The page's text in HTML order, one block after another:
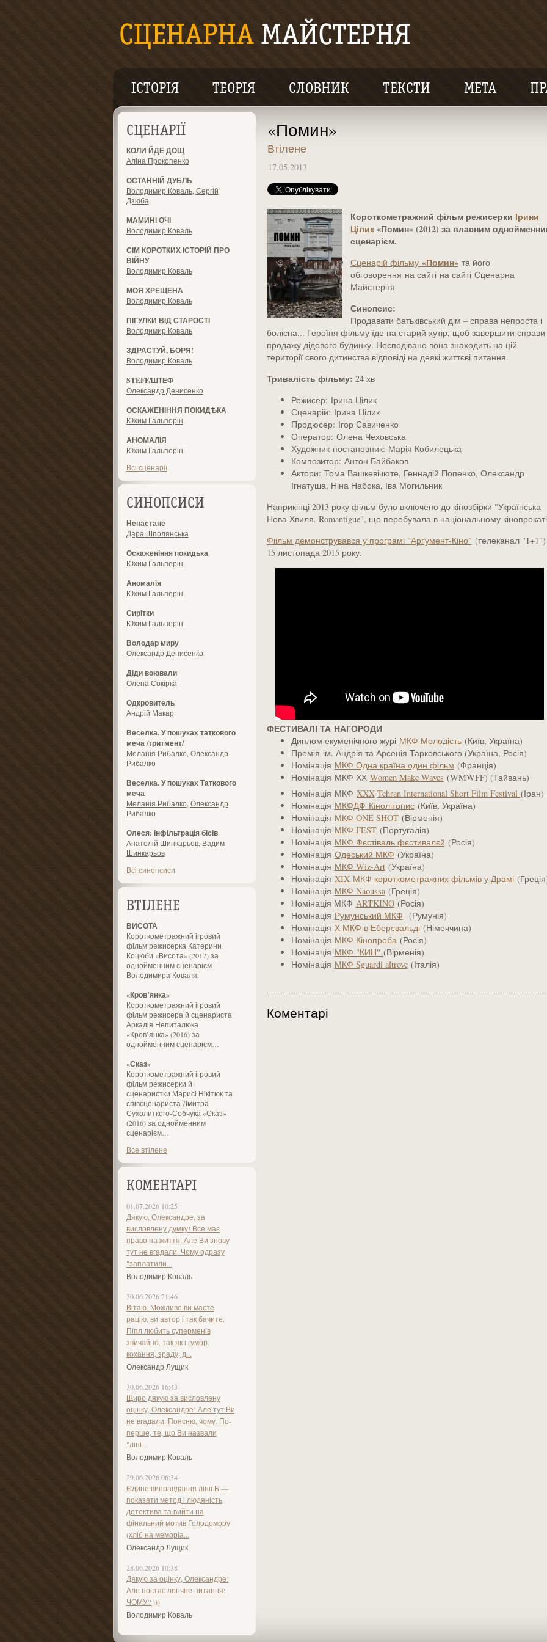
ІСТОРІЯ ТЕОРІЯ СЛОВНИК ТЕКСТИ МЕТА
СЦЕНАРІЇ
КОЛИ ЙДЕ ДОЩ
Аліна Прокопенко
ОСТАННІЙ ДУБЛЬ
Володимир Коваль, Сергій
Дзюба
МАМИНІ ОЧІ
Володимир Коваль
СІМ КОРОТКИХ ІСТОРІЙ ПРО
ВІЙНУ
Володимир Коваль
МОЯ ХРЕЩЕНА
Володимир Коваль
ПІГУЛКИ ВІД СТАРОСТІ
Володимир Коваль
ЗДРАСТУЙ, БОРЯ!
Володимир Коваль
STEFF/ШТЕФ
Олександр Денисенко
ОСКАЖЕНІННЯ ПОКИДѢКА
Юхим Гальперін
АНОМАЛІЯ
Юхим Гальперін
Всі сценарії
СИНОПСИСИ
Ненастане
Дара Шполянська
Оскаженіння покидька
Юхим Гальперін
Аномалія
Юхим Гальперін
Сирітки
Юхим Гальперін
Володар миру
Олександр Денисенко
Діди воювали
Олена Сокірка
Одкровитель
Андрій Макар
Веселка. У пошуках таткового
меча /тритмент/
Меланія Рибалко Олександр
Рибалко
Веселка. У пошуках Таткового
меча
Меланія Рибалко Олександр
Рибалко
Олеся: інфільтрація бісів
Анатолій Шинкарьов, Вадим
Шинкарьов
Всі синопсиси
ВТІЛЕНЕ
ВИСОТА
Короткометражний ігровий
фільм режисерка Катерини
Коцюби «Висота» (2017) за
однойменним сценарієм
Володимира Коваля.
«Кров’янка»
Короткометражний ігровий
фільм режисера й сценариста
Аркадія Непиталюка
«Кров’янка» (2016) за
однойменним сценарієм…
«Сказ»
Короткометражний ігровий
фільм режисерки й
сценаристки Марисі Нікітюк та
співсценариста Дмитра
Сухолиткого-Собчука «Сказ»
(2016) за однойменним
сценарієм…
Все втілене
КОМЕНТАРІ
01.07.2026 10:25
Дякую, Олександре, за
висловлену думку! Все має
право на життя. Але Ви знову
тут не вгадали. Чому одразу
"заплатили...
Володимир Коваль
30.06.2026 21:46
Вітаю. Можливо ви маєте
рацію, ви автор і так бачите.
Піпл любить суперменів
звичайно, так як і гумор,
кохання, зраду, д...
Олександр Лущик
30.06.2026 16:43
Щиро дякую за висловлену
оцінку, Олександре! Але тут Ви
не вгадали. Поясню, чому. По-
перше, те, що Ви назвали
"ліні...
Володимир Коваль
29.06.2026 06:34
Єдине виправдання лінії Б —
показати метод і людяність
детектива та вийти на
фінальний мотив Голодомору
(хліб на меморіа...
Олександр Лущик
28.06.2026 10:38
Дякую за оцінку, Олександре!
Але постає логічне питання:
ЧОМУ? )))
Володимир Коваль
«Помин»
Втілене
17.05.2013
Короткометражний фільм режисерки Ірини
Цілик«Помин» (2012) за власним
сценарієм.
Сценарій фільму «Помин»та його
обговорення на сайті на сайті Сценарна
Майстерня
Синопсис:
Продавати батьківський дім – справа непроста і
болісна... Героїня фільму їде на старий хутір, щоб завершити справи
продажу дідового будинку. Несподівано вона знаходить на цій
території свого дитинства відповіді на деякі життєві питання.
Тривалість фільму: 24 хв
Режисер: Ірина Цілик
Сценарій: Ірина Цілик
Продюсер: Ігор Савиченко
Оператор: Олена Чеховська
Художник-постановник: Марія Кобилецька
Композитор: Антон Байбаков
Актори: Тома Вашкевічюте, Геннадій Попенко, Олександр
Ігнатуша, Ніна Набока, Іва Могильник
Наприкінці 2013 року фільм було включено до кінозбірки "Українська
Нова Хвиля. Romantigue", що перебувала в національному
Фіільм демонструвався у програмі "Арґумент-Кіно" (телеканал "1+1")
15 листопада 2015 року.
ФЕСТИВАЛІ ТА НАГОРОДИ
Диплом екуменічного журі МКФ Молодість(Київ, Україна)
Премія ім. Андрія та Арсенія Тарковського (Україна, Росія)
Номінація МКФ Одна країна один фільм (Франція)
Номінація МКФ ХХ Women Make Waves (WMWFF) (Тайвань)
Номінація МКФ XXX Tehran International Short Film Festival (Іран)
Номінація МКФДФ Кінолітопис(Київ, Україна)
Номінація МКФ ONE SHOT(Вірменія)
Номінація МКФ FEST(Португалія)
Номінація МКФ Фєстіваль фєстивалєй (Росія)
Номінація Одеський МКФ (Україна)
Номінація МКФ Wiz-Art(Україна)
Номінація XIX МКФ короткометражних фільмів у Драмі
Номінація МКФ Naoussa(Греція)
Номінація МКФ ARTKINO(Росія)
Номінація Румунський МКФ (Румунія)
Номінація Х МКФ в Еберсвальді(Німеччина)
Номінація МКФ Кінопроба (Росія)
Номінація МКФ "КИН" (Вірменія)
Номінація МКФ Sguardi altrove(Італія)
Коментарі